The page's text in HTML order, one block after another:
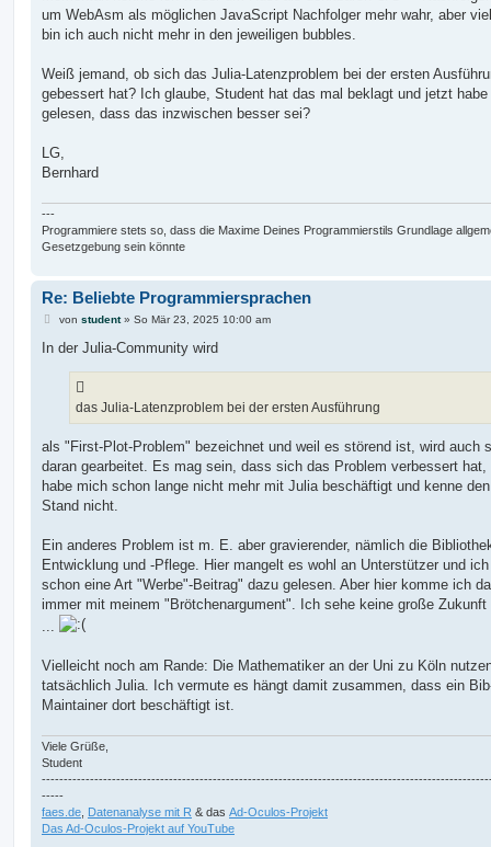
um WebAsm als möglichen JavaScript Nachfolger mehr wahr, aber
bin ich auch nicht mehr in den jeweiligen bubbles.
Weiß jemand, ob sich das Julia-Latenzproblem bei der ersten
gebessert hat? Ich glaube, Student hat das mal beklagt und jetzt
gelesen, dass das inzwischen besser sei?
LG,
Bernhard
---
Programmiere stets so, dass die Maxime Deines Programmierstils Grundlage
Gesetzgebung sein könnte
Re: Beliebte Programmiersprachen
Bvon student» So Mär 23, 2025 10:00 am
In der Julia-Community wird
das Julia-Latenzproblem bei der ersten Ausführung
als "First-Plot-Problem" bezeichnet und weil es störend ist, wird auch
daran gearbeitet. Es mag sein, dass sich das Problem verbessert hat,
habe mich schon lange nicht mehr mit Julia beschäftigt und kenne
Stand nicht.
Ein anderes Problem ist m. E. aber gravierender, nämlich die
Entwicklung und -Pflege. Hier mangelt es wohl an Unterstützer und
schon eine Art "Werbe"-Beitrag" dazu gelesen. Aber hier komme ich
immer mit meinem "Brötchenargument". Ich sehe keine große Zukunft
...
Vielleicht noch am Rande: Die Mathematiker an der Uni zu Köln
tatsächlich Julia. Ich vermute es hängt damit zusammen, dass ein
Maintainer dort beschäftigt ist.
Viele Grüße,
Student
-----
faes.de Datenanalyse mit R & das Ad-Oculos-Projekt
Das Ad-Oculos-Projekt auf YouTube